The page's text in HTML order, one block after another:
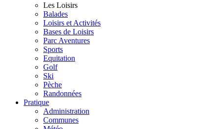
Les Loisirs
Balades
Loisirs et Activités
Bases de Loisirs
Parc Aventures
Sports
Equitation
Golf
Ski
Pèche
Randonnées
Pratique
Administration
Communes